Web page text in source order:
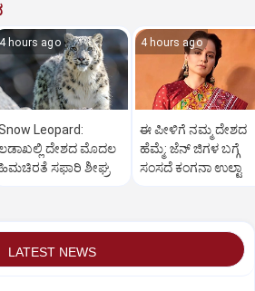
4 hours ago
Leopard:
ದೇಶದ ಮೊದಲ
ಸಫಾರಿ ಶೀಘ್ರ
4 hours ago
ಈ ಪೀಳಿಗೆ ನಮ್ಮ ದೇಶದ
ಹೆಮ್ಮೆ: ಜೆನ್‌ ಜಿಗಳ ಬಗ್ಗೆ
ಸಂಸದೆ ಕಂಗನಾ ಉಲ್ಟಾ
LATEST NEWS